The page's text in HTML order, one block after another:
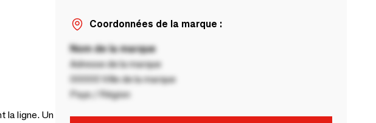
la ligne. Un
Coordonnées de la marque :
Nom de la marque
Adresse de la marque
00000 Ville de la marque
Pays / Région